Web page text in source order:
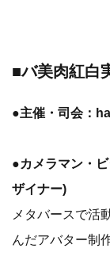
■バ美肉紅白
●主催・司会：
●カメラマン・
ザイナー)
メタバースで活
んだアバター制